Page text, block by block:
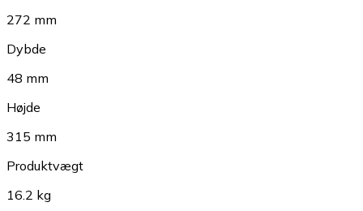
272 mm
Dybde
48 mm
Højde
315 mm
Produktvægt
16.2 kg